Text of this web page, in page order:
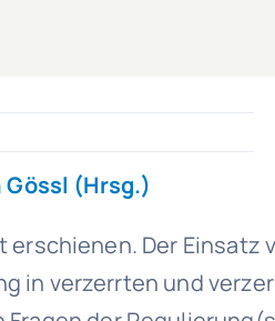
(Hrsg.)
Der Einsatz
in verzerrten und